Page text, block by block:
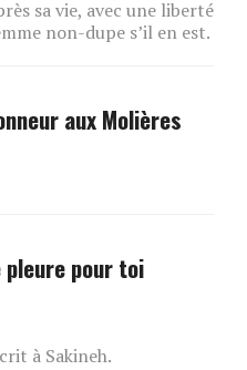
sa vie, avec une liberté
non-dupe s’il en est.
aux Molières
pour toi
à Sakineh.